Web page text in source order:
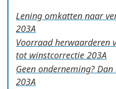
Lening omkatten naar
Voorraad herwaarderen
tot winstcorrectie
Geen onderneming?